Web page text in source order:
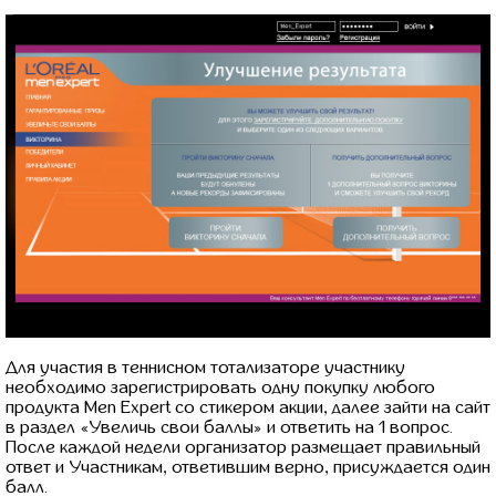
Для участия в теннисном тотализаторе участнику
необходимо зарегистрировать одну покупку любого
продукта Men Expert со стикером акции, далее зайти на сайт
в раздел «Увеличь свои баллы» и ответить на 1 вопрос.
После каждой недели организатор размещает правильный
ответ и Участникам, ответившим верно, присуждается один
балл.